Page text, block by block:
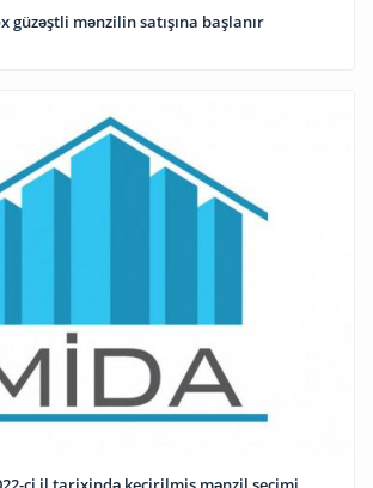
güzəştli mənzilin satışına başlanır